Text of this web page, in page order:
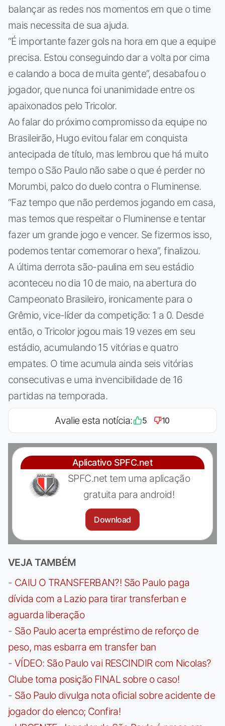
balançar as redes nos momentos em que o time
mais necessita de sua ajuda.
“É importante fazer gols na hora em que a equipe
precisa. Estou conseguindo dar a volta por cima
e calando a boca de muita gente”, desabafou o
jogador, que nunca foi unanimidade entre os
apaixonados pelo Tricolor.
Ao falar do próximo compromisso da equipe no
Brasileirão, Hugo evitou falar em conquista
antecipada de título, mas lembrou que há muito
tempo o São Paulo não sabe o que é perder no
Morumbi, palco do duelo contra o Fluminense.
“Faz tempo que não perdemos jogando em casa,
mas temos que respeitar o Fluminense e tentar
fazer um grande jogo e vencer. Se fizermos isso,
podemos tentar comemorar o hexa”, finalizou.
A última derrota são-paulina em seu estádio
aconteceu no dia 10 de maio, na abertura do
Campeonato Brasileiro, ironicamente para o
Grêmio, vice-líder da competição: 1 a 0. Desde
então, o Tricolor jogou mais 19 vezes em seu
estádio, acumulando 15 vitórias e quatro
empates. O time acumula ainda seis vitórias
consecutivas e uma invencibilidade de 16
partidas na temporada.
Avalie esta notícia: 5 10
Aplicativo SPFC.net
SPFC.net tem uma aplicação
gratuita para android!
Download
VEJA TAMBÉM
- CAIU O TRANSFERBAN?! São Paulo paga
dívida com a Lazio para tirar transferban e
aguarda liberação
- São Paulo acerta empréstimo de reforço de
peso, mas esbarra em transfer ban
- VÍDEO: São Paulo vai RESCINDIR com Nicolas?
Clube toma posição FINAL sobre o caso!
- São Paulo divulga nota oficial sobre acidente de
jogador do elenco; Confira!